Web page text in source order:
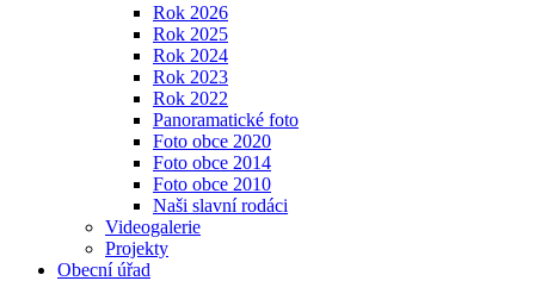
Rok 2026
Rok 2025
Rok 2024
Rok 2023
Rok 2022
Panoramatické foto
Foto obce 2020
Foto obce 2014
Foto obce 2010
Naši slavní rodáci
Videogalerie
Projekty
Obecní úřad